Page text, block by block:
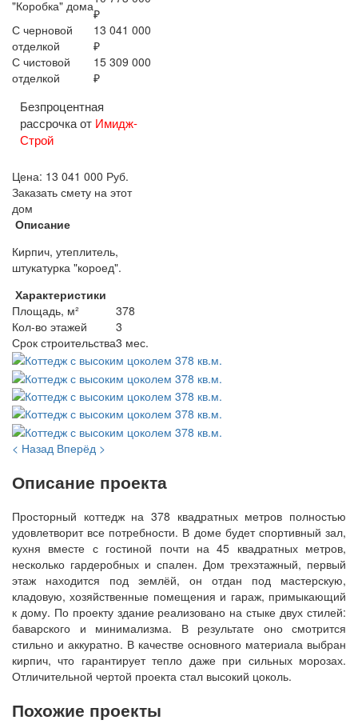
"Коробка" дома₽
С черновой
отделкой
13 041 000
₽
С чистовой
отделкой
15 309 000
₽
Безпроцентная
рассрочка от Имидж-
Строй
Цена: 13 041 000 Руб.
Заказать смету на этот
дом
Описание
Кирпич, утеплитель,
штукатурка "короед".
Характеристики
Площадь, м²
378
Кол-во этажей
3
Срок строительства3 мес.
< Назад Вперёд >
Описание проекта
Просторный коттедж на 378 квадратных метров полностью
удовлетворит все потребности. В доме будет спортивный зал,
кухня вместе с гостиной почти на 45 квадратных метров,
несколько гардеробных и спален. Дом трехэтажный, первый
этаж находится под землёй, он отдан под мастерскую,
кладовую, хозяйственные помещения и гараж, примыкающий
к дому. По проекту здание реализовано на стыке двух стилей:
баварского и минимализма. В результате оно смотрится
стильно и аккуратно. В качестве основного материала выбран
кирпич, что гарантирует тепло даже при сильных морозах.
Отличительной чертой проекта стал высокий цоколь.
Похожие проекты